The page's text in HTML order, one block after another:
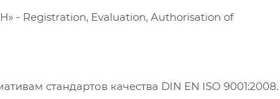
- Registration, Evaluation, Authorisation of
стандартов качества DIN EN ISO 9001:2008.